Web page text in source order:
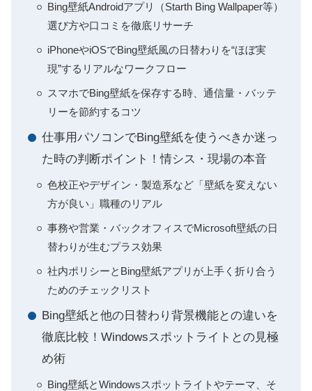
Bing壁紙Androidアプリ（Starth Bing Wallpaper等）
選び方や口コミを徹底リサーチ
iPhoneやiOSでBing壁紙風の日替わりを“ほぼ実
現”するリアルなワークフロー
スマホでBing壁紙を保存する時、通信量・バッテ
リーを節約するコツ
仕事用パソコンでBing壁紙を使うべきか迷っ
た時の判断ポイント！情シス・現場の本音
色校正やデザイン・製造系など「壁紙を変えない
方が良い」職種のリアル
事務や営業・バックオフィスでMicrosoft壁紙の日
替わりが生むプラス効果
社内ポリシーとBing壁紙アプリが上手く折り合う
ためのチェックリスト
Bing壁紙と他の日替わり背景機能との違いを
徹底比較！Windowsスポットライトとの見極
め術
Bing壁紙とWindowsスポットライトやテーマ、そ